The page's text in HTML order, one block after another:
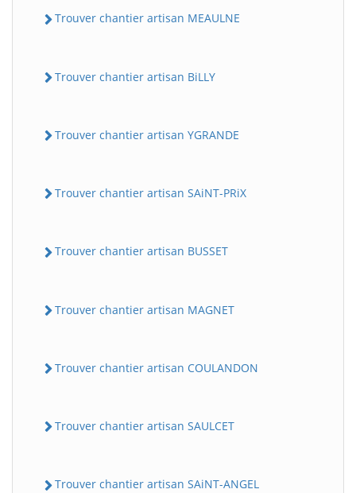
Trouver chantier artisan MEAULNE
Trouver chantier artisan BiLLY
Trouver chantier artisan YGRANDE
Trouver chantier artisan SAiNT-PRiX
Trouver chantier artisan BUSSET
Trouver chantier artisan MAGNET
Trouver chantier artisan COULANDON
Trouver chantier artisan SAULCET
Trouver chantier artisan SAiNT-ANGEL